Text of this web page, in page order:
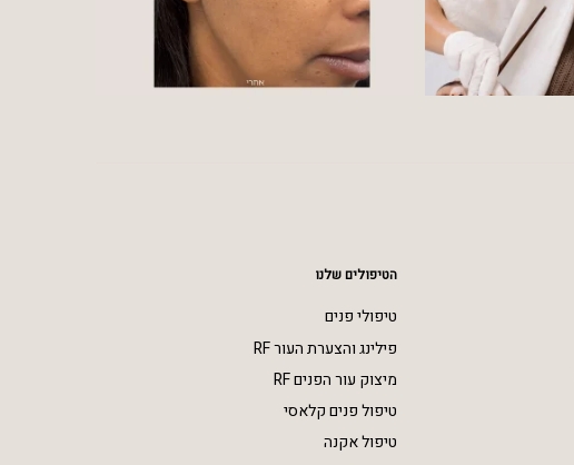
הטיפולים שלנו
טיפולי פנים
פילינג והצערת העור RF
מיצוק עור הפנים RF
טיפול פנים קלאסי
טיפול אקנה